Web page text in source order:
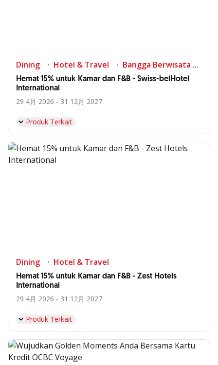
Dining Hotel & Travel Bangga Berwisata di Indonesia
Hemat 15% untuk Kamar dan F&B - Swiss-belHotel
International
29 4月 2026 - 31 12月 2027
Produk Terkait
Dining Hotel & Travel
Hemat 15% untuk Kamar dan F&B - Zest Hotels
International
29 4月 2026 - 31 12月 2027
Produk Terkait